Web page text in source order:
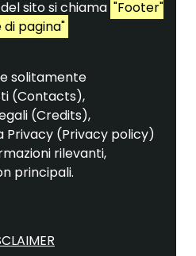
sito si chiama "Footer"
di pagina"
solitamente
(Contacts),
(Credits),
Privacy (Privacy policy)
rilevanti,
principali.